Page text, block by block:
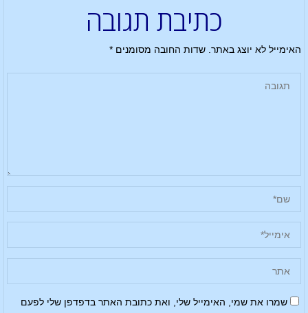
כתיבת תגובה
האימייל לא יוצג באתר. שדות החובה מסומנים*
שמרו את שמי, האימייל שלי, ואת כתובת האתר בדפדפן שלי לפעם